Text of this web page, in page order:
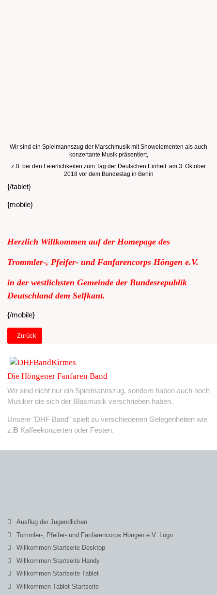
Wir sind ein Spielmannszug der Marschmusik mit Showelementen als auch
konzertante Musik präsentiert,
z.B. bei den Feierlichkeiten zum Tag der Deutschen Einheit am 3. Oktober
2018 vor dem Bundestag in Berlin
{/tablet}
{mobile}
Herzlich Willkommen auf der Homepage des
Trommler-, Pfeifer- und Fanfarencorps Höngen e.V.
in der westlichsten Gemeinde der Bundesrepublik
Deutschland dem Selfkant.
{/mobile}
Vorheriger Beitrag: Willkommen Startseite Desktop
Zurück
Die Höngener Fanfaren Band
Wir sind nicht nur ein Spielmannszug, sondern haben auch noch
Musiker die sich der Blasmusik verschrieben haben.
Unsere "DHF Band" spielt zu verschiedenen Gelegenheiten wie
z.B Kaffeekonzerten oder Festen.
Ausflug der Jugendlichen
Tommler-, Pfeifer- und Fanfarencorps Höngen e.V. Logo
Willkommen Startseite Desktop
Willkommen Startseite Handy
Willkommen Startseite Tablet
Willkommen Tablet Startseite